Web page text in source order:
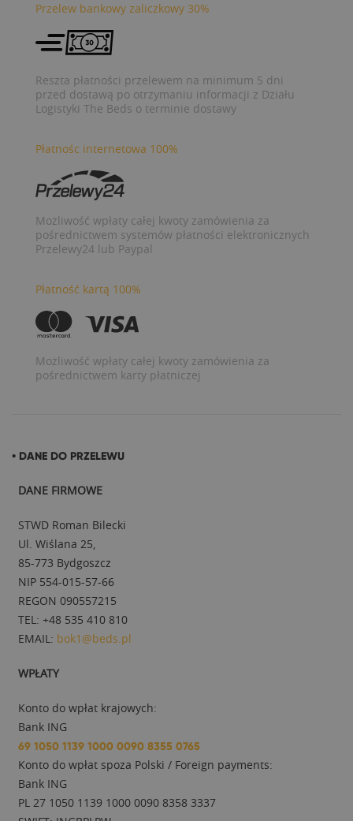
Przelew bankowy zaliczkowy 30%
Reszta płatności przelewem na minimum 5 dni
przed dostawą po otrzymaniu informacji z Działu
Logistyki The Beds o terminie dostawy
Płatnośc internetowa 100%
Możliwość wpłaty całej kwoty zamówienia za
pośrednictwem systemów płatności elektronicznych
Przelewy24 lub Paypal
Płatność kartą 100%
Możliwość wpłaty całej kwoty zamówienia za
pośrednictwem karty płatniczej
• DANE DO PRZELEWU
DANE FIRMOWE
STWD Roman Bilecki
Ul. Wiślana 25,
85-773 Bydgoszcz
NIP 554-015-57-66
REGON 090557215
TEL: +48 535 410 810
EMAIL: bok1@beds.pl
WPŁATY
Konto do wpłat krajowych:
Bank ING
69 1050 1139 1000 0090 8355 0765
Konto do wpłat spoza Polski / Foreign payments:
Bank ING
PL 27 1050 1139 1000 0090 8358 3337